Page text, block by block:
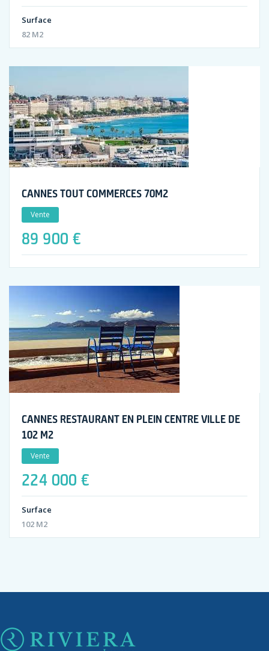
Surface
82 M2
CANNES TOUT COMMERCES 70M2
Vente
89 900 €
CANNES RESTAURANT EN PLEIN CENTRE VILLE DE
102 M2
Vente
224 000 €
Surface
102 M2